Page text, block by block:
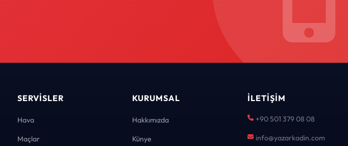
SERVISLER
Hava
Maçlar
KURUMSAL
Hakkımızda
Künye
İLETIŞIM
+90 501 379 08 08
info@yazarkadin.com